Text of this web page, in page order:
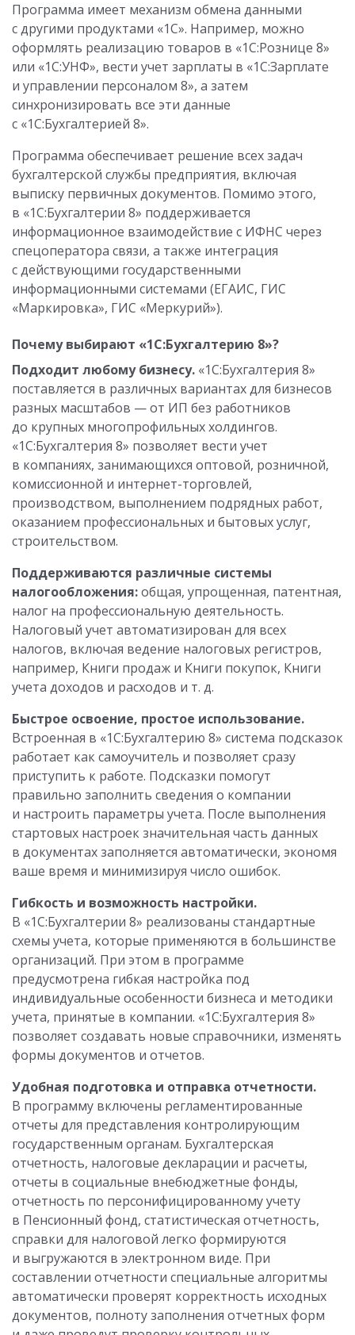
Программа имеет механизм обмена данными
с другими продуктами «1С». Например, можно
оформлять реализацию товаров в «1С:Рознице 8»
или «1С:УНФ», вести учет зарплаты в «1С:Зарплате
и управлении персоналом 8», а затем
синхронизировать все эти данные
с «1С:Бухгалтерией 8».
Программа обеспечивает решение всех задач
бухгалтерской службы предприятия, включая
выписку первичных документов. Помимо этого,
в «1С:Бухгалтерии 8» поддерживается
информационное взаимодействие с ИФНС через
спецоператора связи, а также интеграция
с действующими государственными
информационными системами (ЕГАИС, ГИС
«Маркировка», ГИС «Меркурий»).
Почему выбирают «1С:Бухгалтерию 8»?
Подходит любому бизнесу. «1С:Бухгалтерия 8»
поставляется в различных вариантах для бизнесов
разных масштабов — от ИП без работников
до крупных многопрофильных холдингов.
«1С:Бухгалтерия 8» позволяет вести учет
в компаниях, занимающихся оптовой, розничной,
комиссионной и интернет-торговлей,
производством, выполнением подрядных работ,
оказанием профессиональных и бытовых услуг,
строительством.
Поддерживаются различные системы
налогообложения:общая, упрощенная, патентная,
налог на профессиональную деятельность.
Налоговый учет автоматизирован для всех
налогов, включая ведение налоговых регистров,
например, Книги продаж и Книги покупок, Книги
учета доходов и расходов и т. д.
Быстрое освоение, простое использование.
Встроенная в «1С:Бухгалтерию 8» система подсказок
работает как самоучитель и позволяет сразу
приступить к работе. Подсказки помогут
правильно заполнить сведения о компании
и настроить параметры учета. После выполнения
стартовых настроек значительная часть данных
в документах заполняется автоматически, экономя
ваше время и минимизируя число ошибок.
Гибкость и возможность настройки.
В «1С:Бухгалтерии 8» реализованы стандартные
схемы учета, которые применяются в большинстве
организаций. При этом в программе
предусмотрена гибкая настройка под
индивидуальные особенности бизнеса и методики
учета, принятые в компании. «1С:Бухгалтерия 8»
позволяет создавать новые справочники, изменять
формы документов и отчетов.
Удобная подготовка и отправка отчетности.
В программу включены регламентированные
отчеты для представления контролирующим
государственным органам. Бухгалтерская
отчетность, налоговые декларации и расчеты,
отчеты в социальные внебюджетные фонды,
отчетность по персонифицированному учету
в Пенсионный фонд, статистическая отчетность,
справки для налоговой легко формируются
и выгружаются в электронном виде. При
составлении отчетности специальные алгоритмы
автоматически проверят корректность исходных
документов, полноту заполнения отчетных форм